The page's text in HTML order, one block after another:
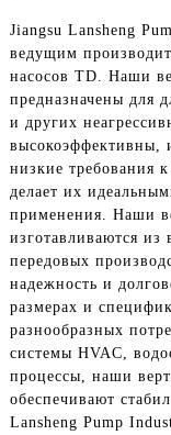
Jiangsu Lansheng
ведущим
насосов TD. Наши
предназначены для
и других
высокоэффективны,
низкие требования
делает их
применения. Наши
изготавливаются из
передовых
надежность и
размерах и
разнообразных
системы HVAC,
процессы, наши
обеспечивают
Lansheng Pump